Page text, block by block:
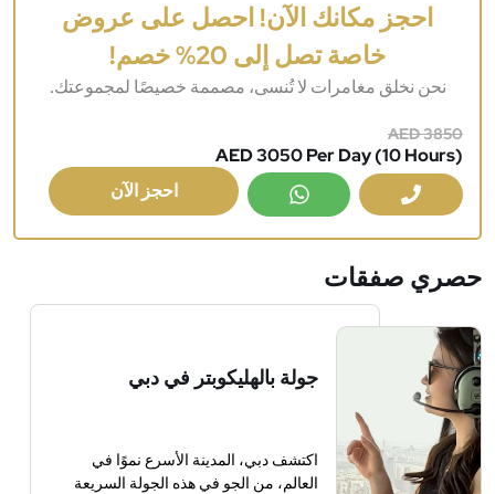
احجز مكانك الآن! احصل على عروض
خاصة تصل إلى 20% خصم!
نحن نخلق مغامرات لا تُنسى، مصممة خصيصًا لمجموعتك.
AED 3850
AED 3050 Per Day (10 Hours)
احجز الآن
حصري صفقات
جولة بالهليكوبتر في دبي
اكتشف دبي، المدينة الأسرع نموًا في
العالم، من الجو في هذه الجولة السريعة